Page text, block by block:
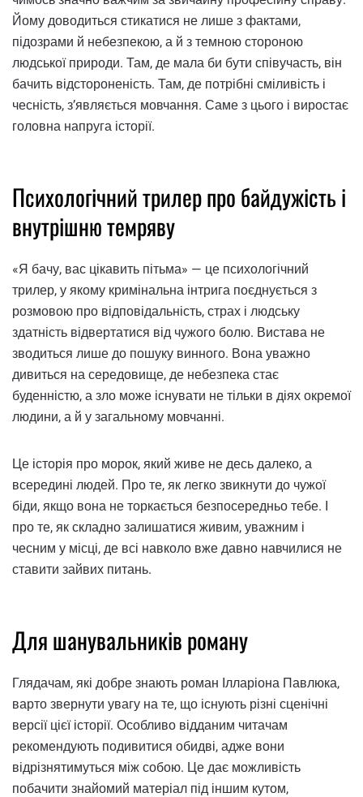
Йому доводиться стикатися не лише з фактами,
підозрами й небезпекою, а й з темною стороною
людської природи. Там, де мала би бути співучасть, він
бачить відстороненість. Там, де потрібні сміливість і
чесність, з’являється мовчання. Саме з цього і виростає
головна напруга історії.
Психологічний трилер про байдужість і
внутрішню темряву
«Я бачу, вас цікавить пітьма» — це психологічний
трилер, у якому кримінальна інтрига поєднується з
розмовою про відповідальність, страх і людську
здатність відвертатися від чужого болю. Вистава не
зводиться лише до пошуку винного. Вона уважно
дивиться на середовище, де небезпека стає
буденністю, а зло може існувати не тільки в діях окремої
людини, а й у загальному мовчанні.
Це історія про морок, який живе не десь далеко, а
всередині людей. Про те, як легко звикнути до чужої
біди, якщо вона не торкається безпосередньо тебе. І
про те, як складно залишатися живим, уважним і
чесним у місці, де всі навколо вже давно навчилися не
ставити зайвих питань.
Для шанувальників роману
Глядачам, які добре знають роман Ілларіона Павлюка,
варто звернути увагу на те, що існують різні сценічні
версії цієї історії. Особливо відданим читачам
рекомендують подивитися обидві, адже вони
відрізнятимуться між собою. Це дає можливість
побачити знайомий матеріал під іншим кутом,